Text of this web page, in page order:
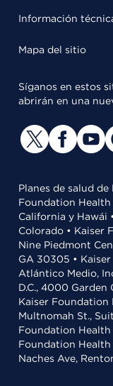
Información
Mapa del sitio
Síganos en estos
abrirán en una
Planes de salud
Foundation Health
California y Hawái
Colorado • Kaiser
Nine Piedmont
GA 30305 •
Atlántico Medio,
D.C., 4000 Garden
Kaiser Foundation
Multnomah St.,
Foundation
Foundation Health
Naches Ave,